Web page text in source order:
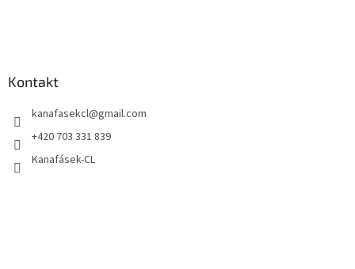
Kontakt
kanafasekcl@gmail.com
+420 703 331 839
Kanafásek-CL